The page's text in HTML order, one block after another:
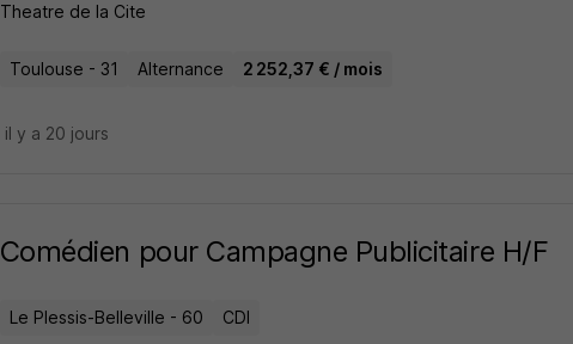
Theatre de la Cite
Toulouse - 31 Alternance 2 252,37 € / mois
il y a 20 jours
Comédien pour Campagne Publicitaire H/F
Le Plessis-Belleville - 60 CDI